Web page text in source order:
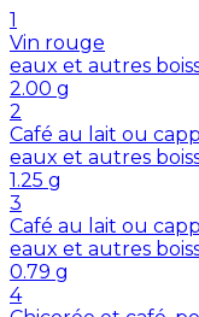
1
Vin rouge
eaux et autres
2.00 g
2
Café au lait ou
eaux et autres
1.25 g
3
Café au lait ou
eaux et autres
0.79 g
4